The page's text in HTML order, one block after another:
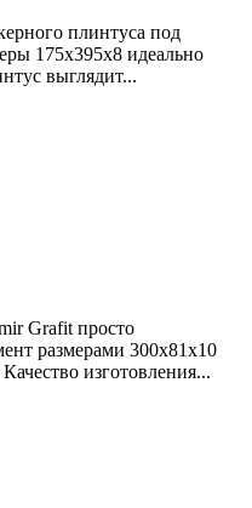
плинтуса под
175х395х8 идеально
выглядит...
Grafit просто
размерами 300х81х10
изготовления...